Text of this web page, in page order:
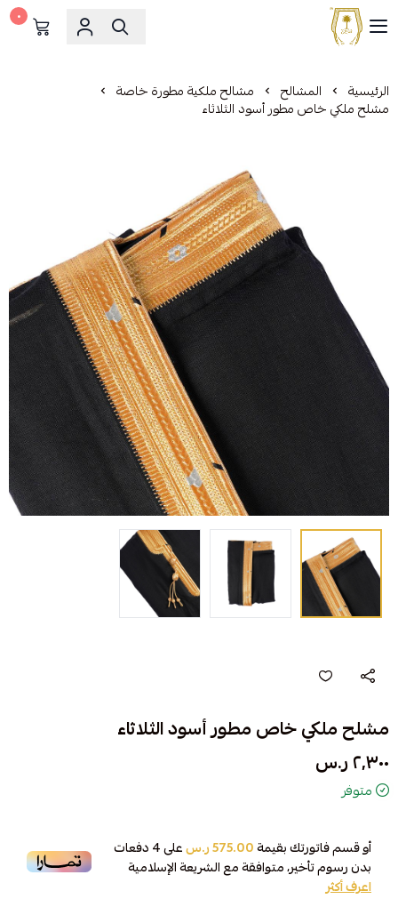
مشالح المهدي الملكية
٠
الرئيسية المشالح مشالح ملكية مطورة خاصة
مشلح ملكي خاص مطور أسود الثلاثاء
مشلح ملكي خاص مطور أسود الثلاثاء
٢٬٣٠٠ ر.س
متوفر
أو قسم فاتورتك بقيمة575.00 ر.س على4دفعات
بدون رسوم تأخير، متوافقة مع الشريعة الإسلامية
اعرف أكثر